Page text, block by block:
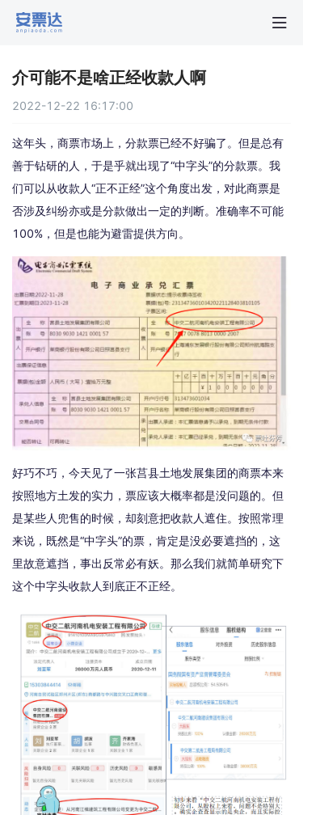
介可能不是啥正经收款人啊
2022-12-22 16:17:00
这年头，商票市场上，分款票已经不好骗了。但是总有
善于钻研的人，于是乎就出现了“中字头”的分款票。我
们可以从收款人“正不正经”这个角度出发，对此商票是
否涉及纠纷亦或是分款做出一定的判断。准确率不可能
100%，但是也能为避雷提供方向。
好巧不巧，今天见了一张莒县土地发展集团的商票本来
按照地方土发的实力，票应该大概率都是没问题的。但
是某些人兜售的时候，却刻意把收款人遮住。按照常理
来说，既然是“中字头”的票，肯定是没必要遮挡的，这
里故意遮挡，事出反常必有妖。那么我们就简单研究下
这个中字头收款人到底正不正经。